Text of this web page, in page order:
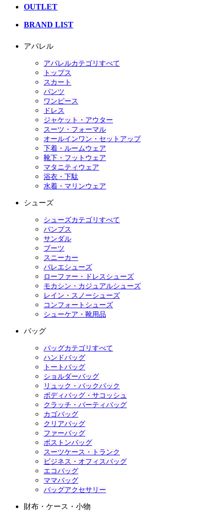
OUTLET
BRAND LIST
アパレル
アパレルカテゴリすべて
トップス
スカート
パンツ
ワンピース
ドレス
ジャケット・アウター
スーツ・フォーマル
オールインワン・セットアップ
下着・ルームウェア
靴下・フットウェア
マタニティウェア
浴衣・下駄
水着・マリンウェア
シューズ
シューズカテゴリすべて
パンプス
サンダル
ブーツ
スニーカー
バレエシューズ
ローファー・ドレスシューズ
モカシン・カジュアルシューズ
レイン・スノーシューズ
コンフォートシューズ
シューケア・靴用品
バッグ
バッグカテゴリすべて
ハンドバッグ
トートバッグ
ショルダーバッグ
リュック・バックパック
ボディバッグ・サコッシュ
クラッチ・パーティバッグ
カゴバッグ
クリアバッグ
ファーバッグ
ボストンバッグ
スーツケース・トランク
ビジネス・オフィスバッグ
エコバッグ
ママバッグ
バッグアクセサリー
財布・ケース・小物